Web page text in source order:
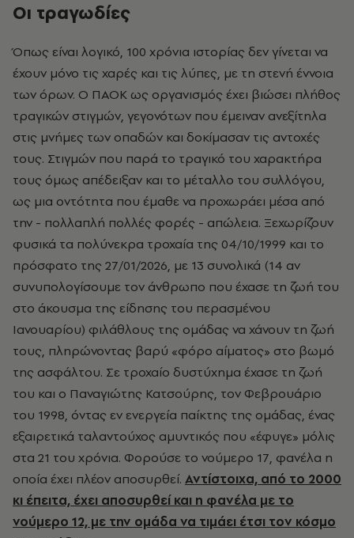
Οι τραγωδίες
Όπως είναι λογικό, 100 χρόνια ιστορίας δεν γίνεται να
έχουν μόνο τις χαρές και τις λύπες, με τη στενή έννοια
των όρων. Ο ΠΑΟΚ ως οργανισμός έχει βιώσει πλήθος
τραγικών στιγμών, γεγονότων που έμειναν ανεξίτηλα
στις μνήμες των οπαδών και δοκίμασαν τις αντοχές
τους. Στιγμών που παρά το τραγικό του χαρακτήρα
τους όμως απέδειξαν και το μέταλλο του συλλόγου,
ως μια οντότητα που έμαθε να προχωράει μέσα από
την - πολλαπλή πολλές φορές - απώλεια. Ξεχωρίζουν
φυσικά τα πολύνεκρα τροχαία της 04/10/1999 και το
πρόσφατο της 27/01/2026, με 13 συνολικά (14 αν
συνυπολογίσουμε τον άνθρωπο που έχασε τη ζωή του
στο άκουσμα της είδησης του περασμένου
Ιανουαρίου) φιλάθλους της ομάδας να χάνουν τη ζωή
τους, πληρώνοντας βαρύ «φόρο αίματος» στο βωμό
της ασφάλτου. Σε τροχαίο δυστύχημα έχασε τη ζωή
του και ο Παναγιώτης Κατσούρης, τον Φεβρουάριο
του 1998, όντας εν ενεργεία παίκτης της ομάδας, ένας
εξαιρετικά ταλαντούχος αμυντικός που «έφυγε» μόλις
στα 21 του χρόνια. Φορούσε το νούμερο 17, φανέλα η
οποία έχει πλέον αποσυρθεί. Αντίστοιχα, από το 2000
κι έπειτα, έχει αποσυρθεί και η φανέλα με το
νούμερο 12, με την ομάδα να τιμάει έτσι τον κόσμο